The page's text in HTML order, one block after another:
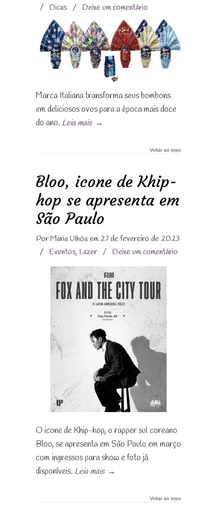
/ Dicas / Deixe um comentário
Marca Italiana transforma seus bombons
em deliciosos ovos para a época mais doce
do ano. Leia mais →
Voltar ao topo
Bloo, icone de Khip-
hop se apresenta em
São Paulo
PorMaria Ulhôaem 27 de fevereiro de 2023
/ Eventos, Lazer / Deixe um comentário
O icone de Khip-hop, o rapper sul coreano
Bloo, se apresenta em São Paulo em março
com ingressos para show e foto já
disponíveis. Leia mais →
Voltar ao topo